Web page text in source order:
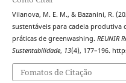
Vilanova, M. E. M., & Bazanini, R.
sustentáveis para cadeia produtiva
práticas de greenwashing. REUNIR
Sustentabilidade, 13(4), 177–196.
Fomatos de Citação